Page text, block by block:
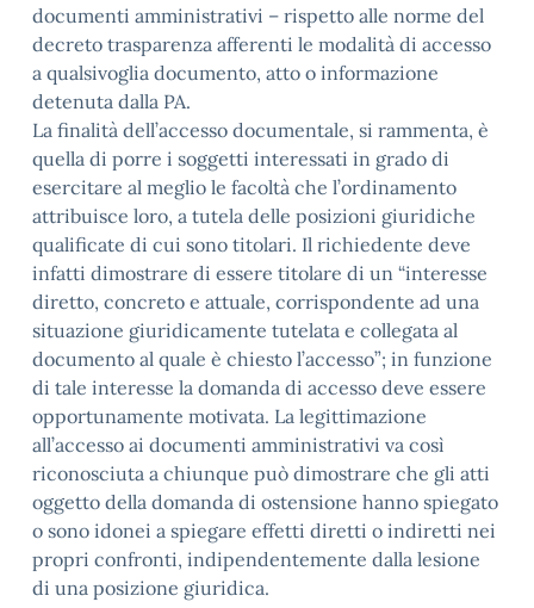
documenti amministrativi – rispetto alle norme del
decreto trasparenza afferenti le modalità di accesso
a qualsivoglia documento, atto o informazione
detenuta dalla PA.
La finalità dell’accesso documentale, si rammenta, è
quella di porre i soggetti interessati in grado di
esercitare al meglio le facoltà che l’ordinamento
attribuisce loro, a tutela delle posizioni giuridiche
qualificate di cui sono titolari. Il richiedente deve
infatti dimostrare di essere titolare di un “interesse
diretto, concreto e attuale, corrispondente ad una
situazione giuridicamente tutelata e collegata al
documento al quale è chiesto l’accesso”; in funzione
di tale interesse la domanda di accesso deve essere
opportunamente motivata. La legittimazione
all’accesso ai documenti amministrativi va così
riconosciuta a chiunque può dimostrare che gli atti
oggetto della domanda di ostensione hanno spiegato
o sono idonei a spiegare effetti diretti o indiretti nei
propri confronti, indipendentemente dalla lesione
di una posizione giuridica.